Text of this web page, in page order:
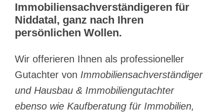
Immobiliensachverständigeren für
Niddatal, ganz nach Ihren
persönlichen Wollen.
Wir offerieren Ihnen als professioneller
Gutachter von Immobiliensachverständiger
und Hausbau & Immobiliengutachter
ebenso wie Kaufberatung für Immobilien,